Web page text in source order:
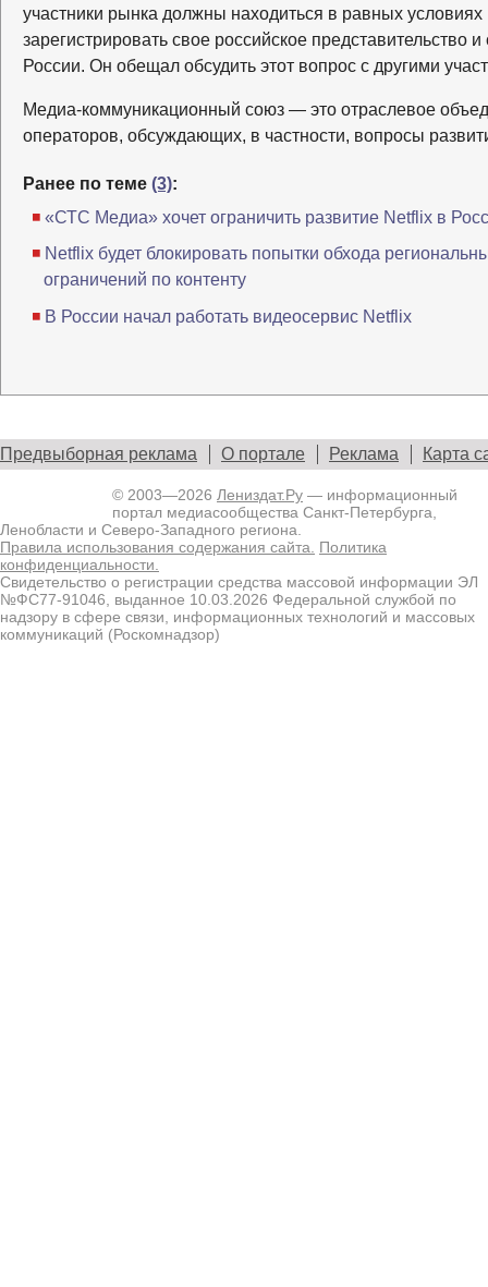
участники рынка должны находиться в равных
зарегистрировать свое российское представительство
России. Он обещал обсудить этот вопрос с другими
Медиа-коммуникационный союз — это отраслевое
операторов, обсуждающих, в частности, вопросы
Ранее по теме (3):
«СТС Медиа» хочет ограничить развитие Netflix в
Netflix будет блокировать попытки обхода
ограничений по контенту
В России начал работать видеосервис Netflix
Предвыборная реклама О портале Реклама Карта
© 2003—2026 Лениздат.Ру — информационный
портал медиасообщества Санкт-Петербурга,
Ленобласти и Северо-Западного региона.
Правила использования содержания сайта.
Политика
конфиденциальности.
Свидетельство о регистрации средства массовой информации ЭЛ
№ФС77-91046, выданное 10.03.2026 Федеральной службой по
надзору в сфере связи, информационных технологий и массовых
коммуникаций (Роскомнадзор)